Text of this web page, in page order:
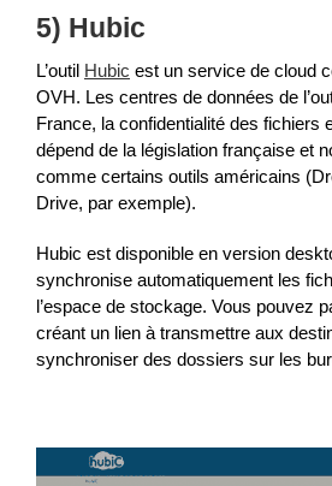
5) Hubic
L’outil Hubic est un service de cloud
OVH. Les centres de données de
France, la confidentialité des fichiers
dépend de la législation française et
comme certains outils américains
Drive, par exemple).
Hubic est disponible en version
synchronise automatiquement les
l’espace de stockage. Vous pouvez
créant un lien à transmettre aux
synchroniser des dossiers sur les